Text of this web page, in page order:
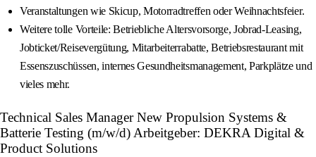
Veranstaltungen wie Skicup, Motorradtreffen oder Weihnachtsfeier.
Weitere tolle Vorteile: Betriebliche Altersvorsorge, Jobrad-Leasing,
Jobticket/Reisevergütung, Mitarbeiterrabatte, Betriebsrestaurant mit
Essenszuschüssen, internes Gesundheitsmanagement, Parkplätze und
vieles mehr.
Technical Sales Manager New Propulsion Systems &
Batterie Testing (m/w/d) Arbeitgeber: DEKRA Digital &
Product Solutions